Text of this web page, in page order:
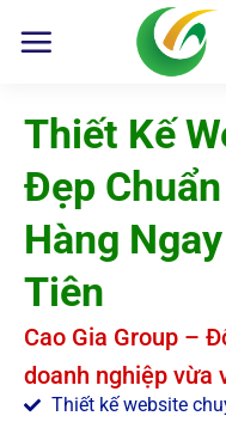
Thiết Kế
Đẹp
Hàng
Tiên
Cao Gia Group –
doanh nghiệp vừa
Thiết kế website